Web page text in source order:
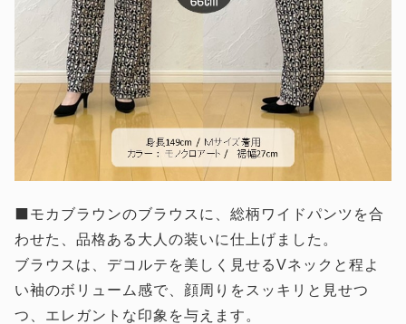
⬛モカブラウンのブラウスに、総柄ワイドパンツを合
わせた、品格ある大人の装いに仕上げました。
ブラウスは、デコルテを美しく見せるVネックと程よ
い袖のボリューム感で、顔周りをスッキリと見せつ
つ、エレガントな印象を与えます。